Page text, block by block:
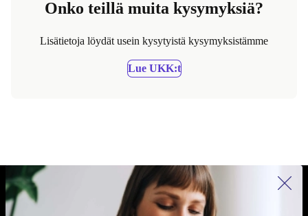
Onko teillä muita kysymyksiä?
Lisätietoja löydät usein kysytyistä kysymyksistämme
Lue UKK:t
REFURBED SUOMI - RETHINK NEW.